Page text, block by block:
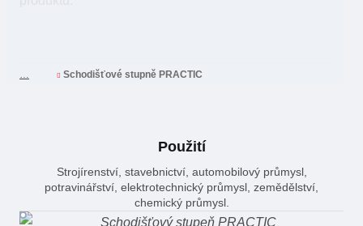
Schodišťové stupně PRACTIC
Použití
Strojírenství, stavebnictví, automobilový průmysl,
potravinářství, elektrotechnický průmysl, zemědělství,
chemický průmysl.